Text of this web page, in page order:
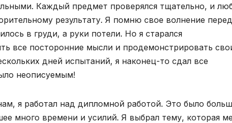
Каждый предмет проверялся тщательно, и
результату. Я помню свое волнение перед
в груди, а руки потели. Но я старался
все посторонние мысли и продемонстрировать
дней испытаний, я наконец-то сдал все
неописуемым!
я работал над дипломной работой. Это было
много времени и усилий. Я выбрал тему, которая